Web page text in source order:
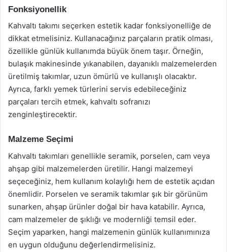
Fonksiyonellik
Kahvaltı takımı seçerken estetik kadar fonksiyonelliğe de
dikkat etmelisiniz. Kullanacağınız parçaların pratik olması,
özellikle günlük kullanımda büyük önem taşır. Örneğin,
bulaşık makinesinde yıkanabilen, dayanıklı malzemelerden
üretilmiş takımlar, uzun ömürlü ve kullanışlı olacaktır.
Ayrıca, farklı yemek türlerini servis edebileceğiniz
parçaları tercih etmek, kahvaltı sofranızı
zenginleştirecektir.
Malzeme Seçimi
Kahvaltı takımları genellikle seramik, porselen, cam veya
ahşap gibi malzemelerden üretilir. Hangi malzemeyi
seçeceğiniz, hem kullanım kolaylığı hem de estetik açıdan
önemlidir. Porselen ve seramik takımlar şık bir görünüm
sunarken, ahşap ürünler doğal bir hava katabilir. Ayrıca,
cam malzemeler de şıklığı ve modernliği temsil eder.
Seçim yaparken, hangi malzemenin günlük kullanımınıza
en uygun olduğunu değerlendirmelisiniz.